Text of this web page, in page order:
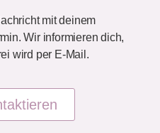
mit deinem
Wir informieren dich,
wird per E-Mail.